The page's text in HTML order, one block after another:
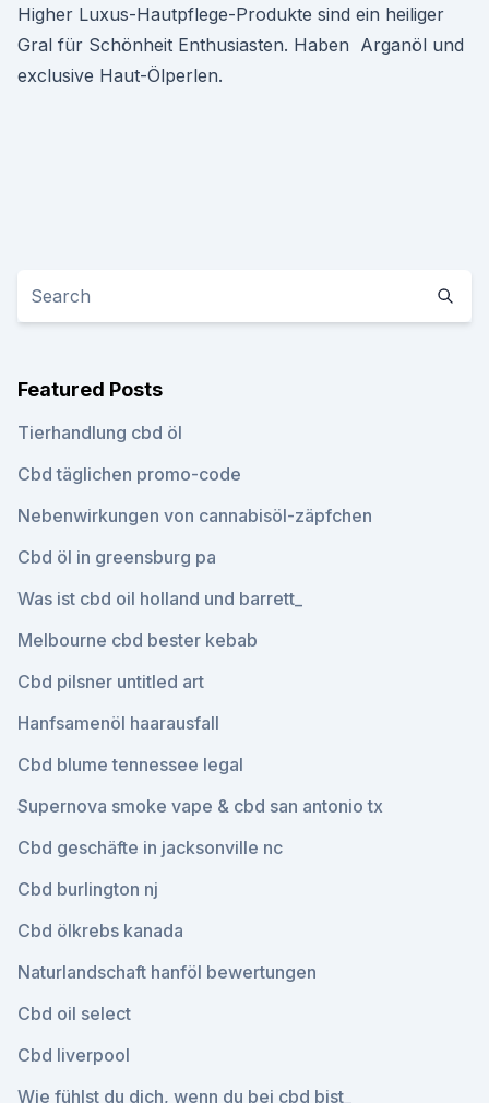
Higher Luxus-Hautpflege-Produkte sind ein heiliger
Gral für Schönheit Enthusiasten. Haben Arganöl und
exclusive Haut-Ölperlen.
Featured Posts
Tierhandlung cbd öl
Cbd täglichen promo-code
Nebenwirkungen von cannabisöl-zäpfchen
Cbd öl in greensburg pa
Was ist cbd oil holland und barrett_
Melbourne cbd bester kebab
Cbd pilsner untitled art
Hanfsamenöl haarausfall
Cbd blume tennessee legal
Supernova smoke vape & cbd san antonio tx
Cbd geschäfte in jacksonville nc
Cbd burlington nj
Cbd ölkrebs kanada
Naturlandschaft hanföl bewertungen
Cbd oil select
Cbd liverpool
Wie fühlst du dich, wenn du bei cbd bist_